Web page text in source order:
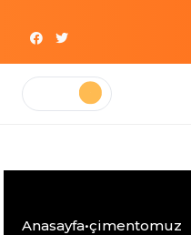
content
Anasayfa•çimentomuz